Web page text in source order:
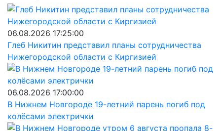
06.08.2026 17:25:00
Глеб Никитин представил планы сотрудничества
Нижегородской области с Киргизией
06.08.2026 17:00:00
В Нижнем Новгороде 19-летний парень погиб под
колёсами электрички